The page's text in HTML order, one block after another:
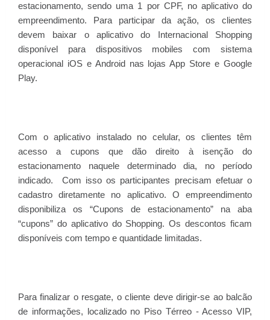
estacionamento, sendo uma 1 por CPF, no aplicativo do
empreendimento. Para participar da ação, os clientes
devem baixar o aplicativo do Internacional Shopping
disponível para dispositivos mobiles com sistema
operacional iOS e Android nas lojas App Store e Google
Play.
Com o aplicativo instalado no celular, os clientes têm
acesso a cupons que dão direito à isenção do
estacionamento naquele determinado dia, no período
indicado.
Com isso os participantes precisam efetuar o
cadastro diretamente no aplicativo. O empreendimento
disponibiliza os “Cupons de estacionamento” na aba
“cupons” do aplicativo do Shopping. Os descontos ficam
disponíveis com tempo e quantidade limitadas.
Para finalizar o resgate, o cliente deve dirigir-se ao balcão
de informações, localizado no Piso Térreo - Acesso VIP,